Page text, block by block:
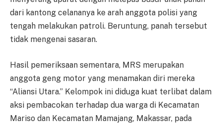
dari kantong celananya ke arah anggota polisi yang
tengah melakukan patroli. Beruntung, panah tersebut
tidak mengenai sasaran.
Hasil pemeriksaan sementara, MRS merupakan
anggota geng motor yang menamakan diri mereka
“Aliansi Utara.” Kelompok ini diduga kuat terlibat dalam
aksi pembacokan terhadap dua warga di Kecamatan
Mariso dan Kecamatan Mamajang, Makassar, pada